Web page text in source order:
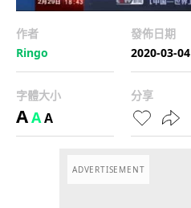
作者
Ringo
發佈日期
2020-03-04
字體大小
AAA
分享
ADVERTISEMENT